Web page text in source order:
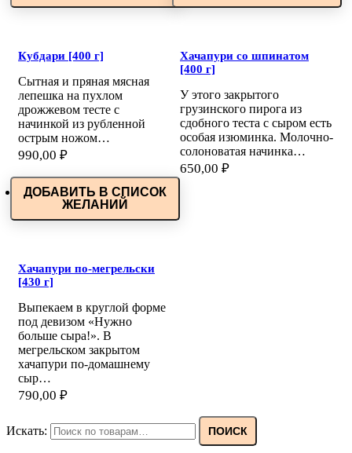
Кубдари [400 г]
Сытная и пряная мясная
лепешка на пухлом
дрожжевом тесте с
начинкой из рубленной
острым ножом…
990,00 ₽
Хачапури со шпинатом
[400 г]
У этого закрытого
грузинского пирога из
сдобного теста с сыром есть
особая изюминка. Молочно-
солоноватая начинка…
650,00 ₽
ДОБАВИТЬ В СПИСОК
ЖЕЛАНИЙ
Хачапури по-мегрельски
[430 г]
Выпекаем в круглой форме
под девизом «Нужно
больше сыра!». В
мегрельском закрытом
хачапури по-домашнему
сыр…
790,00 ₽
Искать: ПОИСК